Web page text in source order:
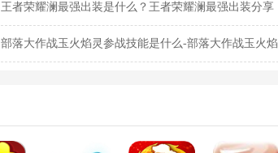
王者荣耀澜最强出装是什么？王者荣耀澜最强出装分享
部落大作战玉火焰灵参战技能是什么-部落大作战玉火焰